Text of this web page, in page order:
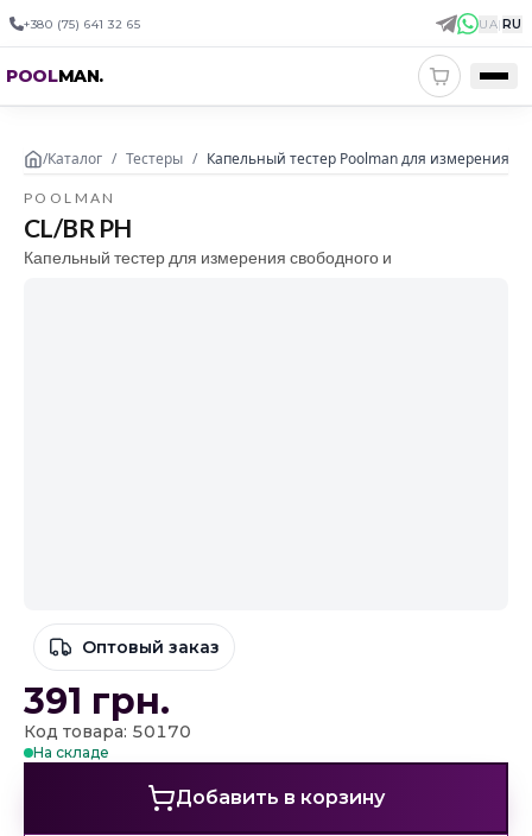
+380 (75) 641 32 65 UA|RU
POOLMAN.
/Каталог / Тестеры / Капельный тестер Poolman для измерения
POOLMAN
CL/BR PH
Капельный тестер для измерения свободного и
Оптовый заказ
391 грн.
Код товара: 50170
На складе
Добавить в корзину